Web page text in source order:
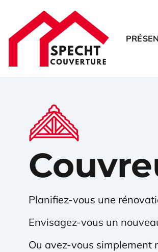
Planifiez-vous une
Envisagez-vous un
Ou avez-vous simplement